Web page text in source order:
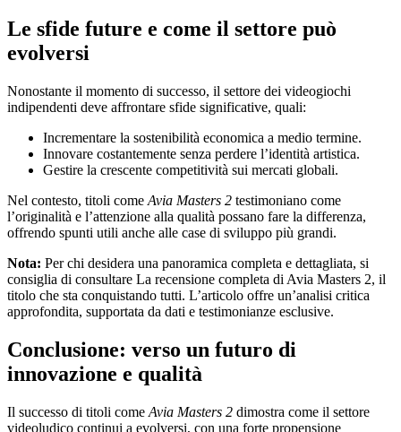
Le sfide future e come il settore può
evolversi
Nonostante il momento di successo, il settore dei videogiochi
indipendenti deve affrontare sfide significative, quali:
Incrementare la sostenibilità economica a medio termine.
Innovare costantemente senza perdere l’identità artistica.
Gestire la crescente competitività sui mercati globali.
Nel contesto, titoli come Avia Masters 2 testimoniano come
l’originalità e l’attenzione alla qualità possano fare la differenza,
offrendo spunti utili anche alle case di sviluppo più grandi.
Nota: Per chi desidera una panoramica completa e dettagliata, si
consiglia di consultare La recensione completa di Avia Masters 2, il
titolo che sta conquistando tutti. L’articolo offre un’analisi critica
approfondita, supportata da dati e testimonianze esclusive.
Conclusione: verso un futuro di
innovazione e qualità
Il successo di titoli come Avia Masters 2 dimostra come il settore
videoludico continui a evolversi, con una forte propensione